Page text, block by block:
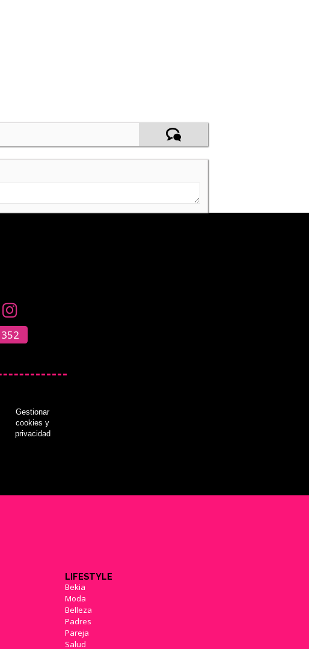
352
Gestionar
cookies y
privacidad
LIFESTYLE
Bekia
Moda
Belleza
Padres
Pareja
Salud